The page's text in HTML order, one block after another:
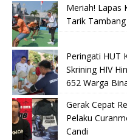
Meriah! Lapas
Tarik
Peringati HUT
Skrining HIV
652 Warga
Gerak Cepat
Pelaku
Candi